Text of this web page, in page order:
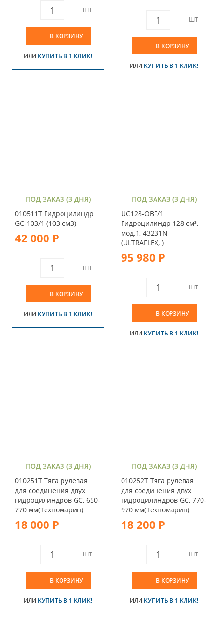
ШТ
В КОРЗИНУ
ИЛИ КУПИТЬ В 1 КЛИК!
ШТ
В КОРЗИНУ
ИЛИ КУПИТЬ В 1 КЛИК!
ПОД ЗАКАЗ (3 ДНЯ)
010511T Гидроцилиндр
GC-103/1 (103 см3)
42 000 Р
ШТ
В КОРЗИНУ
ИЛИ КУПИТЬ В 1 КЛИК!
ПОД ЗАКАЗ (3 ДНЯ)
UC128-OBF/1
Гидроцилиндр 128 см³,
мод.1, 43231N
(ULTRAFLEX, )
95 980 Р
ШТ
В КОРЗИНУ
ИЛИ КУПИТЬ В 1 КЛИК!
ПОД ЗАКАЗ (3 ДНЯ)
010251T Тяга рулевая
для соединения двух
гидроцилиндров GC, 650-
770 мм(Техномарин)
18 000 Р
ШТ
В КОРЗИНУ
ИЛИ КУПИТЬ В 1 КЛИК!
ПОД ЗАКАЗ (3 ДНЯ)
010252T Тяга рулевая
для соединения двух
гидроцилиндров GC, 770-
970 мм(Техномарин)
18 200 Р
ШТ
В КОРЗИНУ
ИЛИ КУПИТЬ В 1 КЛИК!